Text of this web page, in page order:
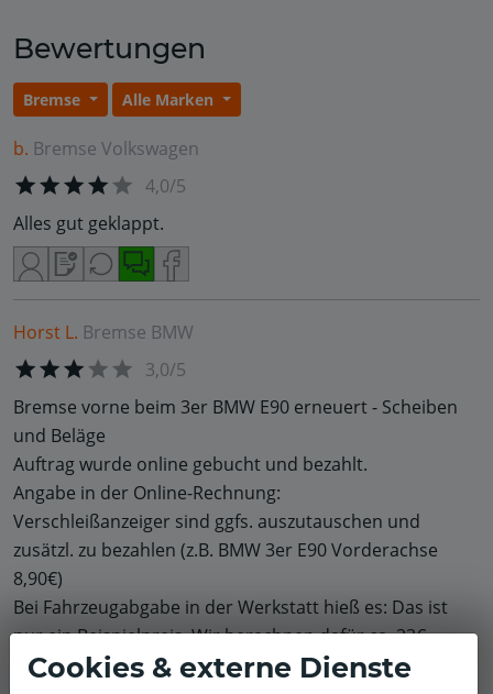
Bewertungen
Bremse Alle Marken
b. Bremse Volkswagen
4,0/5
Alles gut geklappt.
Horst L. Bremse BMW
3,0/5
Bremse vorne beim 3er BMW E90 erneuert - Scheiben
und Beläge
Auftrag wurde online gebucht und bezahlt.
Angabe in der Online-Rechnung:
Verschleißanzeiger sind ggfs. auszutauschen und
zusätzl. zu bezahlen (z.B. BMW 3er E90 Vorderachse
8,90€)
Bei Fahrzeugabgabe in der Werkstatt hieß es: Das ist
nur ein Beispielpreis. Wir berechnen dafür ca. 33€
Das ist eine Unverschämtheit, zumal es sich beim
Cookies & externe Dienste